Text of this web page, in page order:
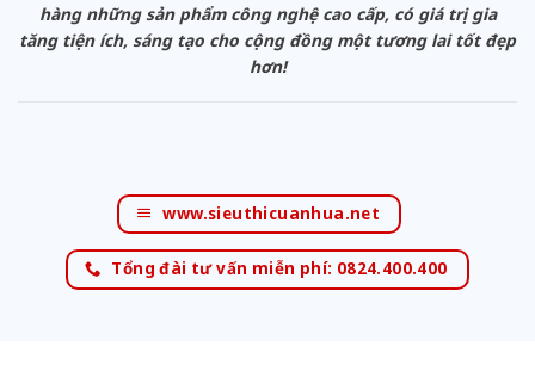
hàng những sản phẩm công nghệ cao cấp, có giá trị gia
tăng tiện ích, sáng tạo cho cộng đồng một tương lai tốt đẹp
hơn!
www.sieuthicuanhua.net
Tổng đài tư vấn miễn phí: 0824.400.400